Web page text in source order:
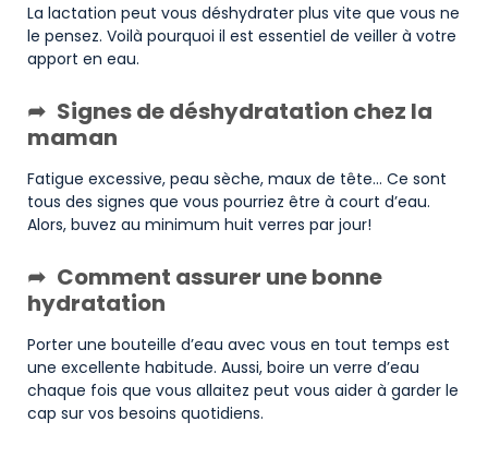
La lactation peut vous déshydrater plus vite que vous ne
le pensez. Voilà pourquoi il est essentiel de veiller à votre
apport en eau.
Signes de déshydratation chez la
maman
Fatigue excessive, peau sèche, maux de tête… Ce sont
tous des signes que vous pourriez être à court d’eau.
Alors, buvez au minimum huit verres par jour!
Comment assurer une bonne
hydratation
Porter une bouteille d’eau avec vous en tout temps est
une excellente habitude. Aussi, boire un verre d’eau
chaque fois que vous allaitez peut vous aider à garder le
cap sur vos besoins quotidiens.